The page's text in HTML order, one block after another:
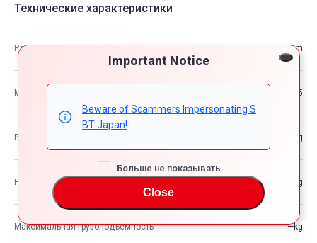
Important Notice
Beware of Scammers Impersonating S
BT Japan!
Больше не показывать
Close
Технические характеристики
Размеры 4.80m×1.76m×1.49m
М3 12.55
Вес автомобиля —kg
Разрешенная максимальная масса транспортного средства —kg
Максимальная грузоподъемность —kg